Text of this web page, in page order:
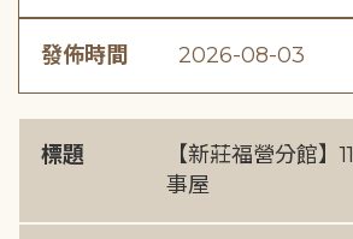
發佈時間 2026-08-03
標題
【新莊福營分館】
事屋